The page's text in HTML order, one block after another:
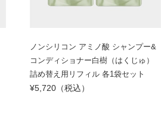
ノンシリコン アミノ酸 シャンプー&
コンディショナー白樹（はくじゅ）
詰め替え用リフィル 各1袋セット
¥5,720（税込）